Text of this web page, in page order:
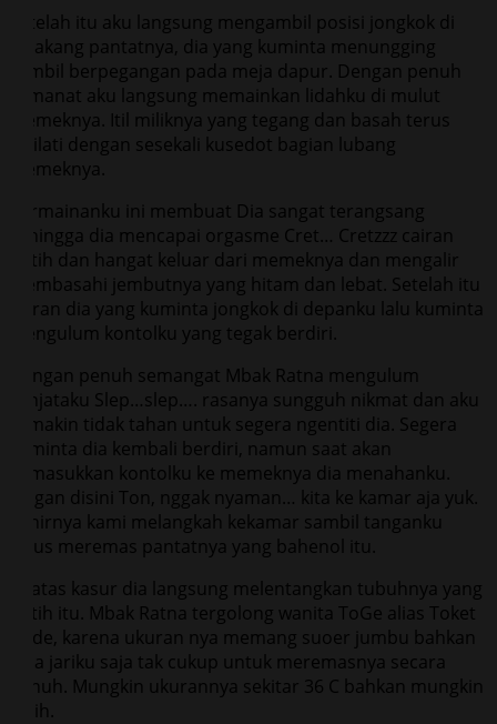
Setelah itu aku langsung mengambil posisi jongkok di
belakang pantatnya, dia yang kuminta menungging
sambil berpegangan pada meja dapur. Dengan penuh
semanat aku langsung memainkan lidahku di mulut
memeknya. Itil miliknya yang tegang dan basah terus
kujilati dengan sesekali kusedot bagian lubang
memeknya.
Permainanku ini membuat Dia sangat terangsang
sehingga dia mencapai orgasme Cret… Cretzzz cairan
putih dan hangat keluar dari memeknya dan mengalir
membasahi jembutnya yang hitam dan lebat. Setelah itu
giliran dia yang kuminta jongkok di depanku lalu kuminta
mengulum kontolku yang tegak berdiri.
Dengan penuh semangat Mbak Ratna mengulum
senjataku Slep…slep…. rasanya sungguh nikmat dan aku
semakin tidak tahan untuk segera ngentiti dia. Segera
kuminta dia kembali berdiri, namun saat akan
kumasukkan kontolku ke memeknya dia menahanku.
Jangan disini Ton, nggak nyaman… kita ke kamar aja yuk.
Akhirnya kami melangkah kekamar sambil tanganku
terus meremas pantatnya yang bahenol itu.
Di atas kasur dia langsung melentangkan tubuhnya yang
putih itu. Mbak Ratna tergolong wanita ToGe alias Toket
Gede, karena ukuran nya memang suoer jumbu bahkan
lima jariku saja tak cukup untuk meremasnya secara
penuh. Mungkin ukurannya sekitar 36 C bahkan mungkin
lebih.